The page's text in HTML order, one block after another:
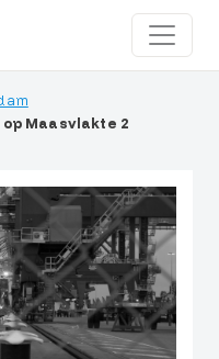
Maasvlakte 2